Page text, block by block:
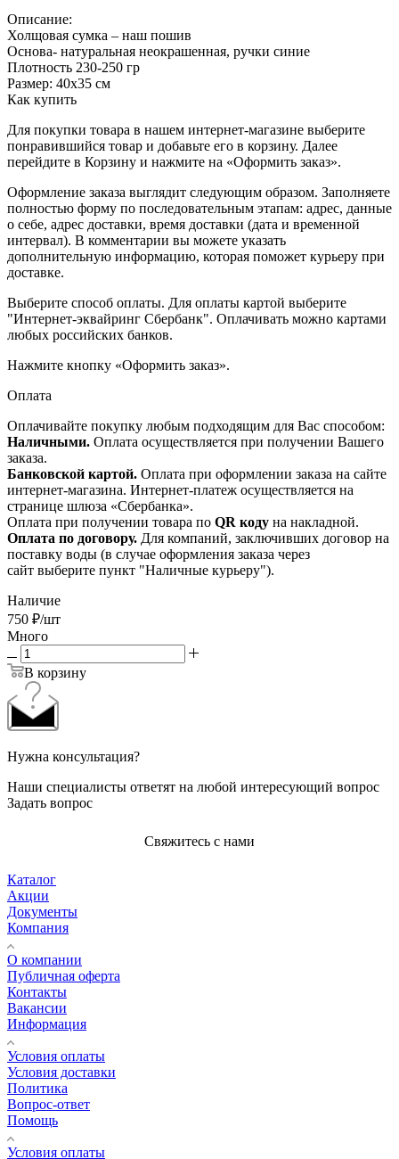
Описание:
Холщовая сумка – наш пошив
Основа- натуральная неокрашенная, ручки синие
Плотность 230-250 гр
Размер: 40х35 см
Как купить
Для покупки товара в нашем интернет-магазине выберите
понравившийся товар и добавьте его в корзину. Далее
перейдите в Корзину и нажмите на «Оформить заказ».
Оформление заказа выглядит следующим образом. Заполняете
полностью форму по последовательным этапам: адрес, данные
о себе, адрес доставки, время доставки (дата и временной
интервал). В комментарии вы можете указать
дополнительную информацию, которая поможет курьеру при
доставке.
Выберите способ оплаты. Для оплаты картой выберите
"Интернет-эквайринг Сбербанк". Оплачивать можно картами
любых российских банков.
Нажмите кнопку «Оформить заказ».
Оплата
Оплачивайте покупку любым подходящим для Вас способом:
Наличными. Оплата осуществляется при получении Вашего
заказа.
Банковской картой. Оплата при оформлении заказа на сайте
интернет-магазина. Интернет-платеж осуществляется на
странице шлюза «Сбербанка».
Оплата при получении товара по QR коду на накладной.
Оплата по договору. Для компаний, заключивших договор на
поставку воды (в случае оформления заказа через
сайт выберите пункт "Наличные курьеру").
Наличие
750 ₽/шт
Много
В корзину
Нужна консультация?
Наши специалисты ответят на любой интересующий вопрос
Задать вопрос
Свяжитесь с нами
Каталог
Акции
Документы
Компания
О компании
Публичная оферта
Контакты
Вакансии
Информация
Условия оплаты
Условия доставки
Политика
Вопрос-ответ
Помощь
Условия оплаты